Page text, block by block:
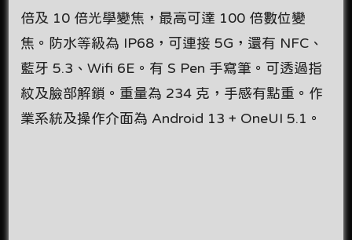
倍及 10 倍光學變焦，最高可達 100 倍數位變
焦。防水等級為 IP68，可連接 5G，還有 NFC、
藍牙 5.3、Wifi 6E。有 S Pen 手寫筆。可透過指
紋及臉部解鎖。重量為 234 克，手感有點重。作
業系統及操作介面為 Android 13 + OneUI 5.1。